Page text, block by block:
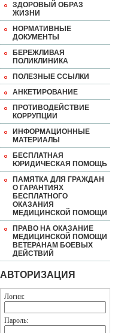
ЗДОРОВЫЙ ОБРАЗ
ЖИЗНИ
НОРМАТИВНЫЕ
ДОКУМЕНТЫ
БЕРЕЖЛИВАЯ
ПОЛИКЛИНИКА
ПОЛЕЗНЫЕ ССЫЛКИ
АНКЕТИРОВАНИЕ
ПРОТИВОДЕЙСТВИЕ
КОРРУПЦИИ
ИНФОРМАЦИОННЫЕ
МАТЕРИАЛЫ
БЕСПЛАТНАЯ
ЮРИДИЧЕСКАЯ ПОМОЩЬ
ПАМЯТКА ДЛЯ ГРАЖДАН
О ГАРАНТИЯХ
БЕСПЛАТНОГО
ОКАЗАНИЯ
МЕДИЦИНСКОЙ ПОМОЩИ
ПРАВО НА ОКАЗАНИЕ
МЕДИЦИНСКОЙ ПОМОЩИ
ВЕТЕРАНАМ БОЕВЫХ
ДЕЙСТВИЙ
АВТОРИЗАЦИЯ
Логин:
Пароль: